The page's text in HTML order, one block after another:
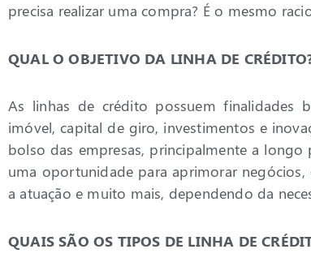
precisa realizar uma compra? É o mesmo
QUAL O OBJETIVO DA LINHA DE
As linhas de crédito possuem finalidades
imóvel, capital de giro, investimentos e
bolso das empresas, principalmente a
uma oportunidade para aprimorar
a atuação e muito mais, dependendo da
QUAIS SÃO OS TIPOS DE LINHA DE